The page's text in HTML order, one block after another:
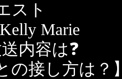
スト
Marie
内容は❓
の接し方は？